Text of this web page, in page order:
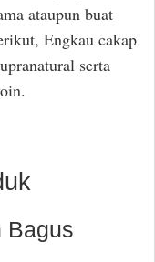
ataupun buat
Engkau cakap
serta
Bagus